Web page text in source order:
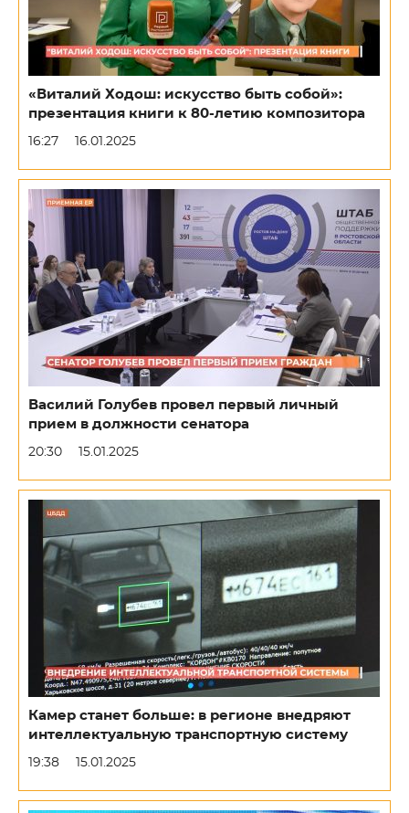
«Виталий Ходош: искусство быть собой»:
презентация книги к 80-летию композитора
16:27 16.01.2025
Василий Голубев провел первый личный
прием в должности сенатора
20:30 15.01.2025
Камер станет больше: в регионе внедряют
интеллектуальную транспортную систему
19:38 15.01.2025